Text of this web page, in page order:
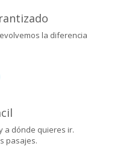
la diferencia
a dónde quieres ir.
pasajes.